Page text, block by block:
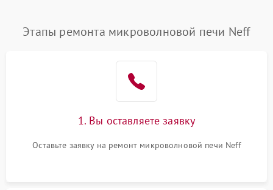
Появление запаха гари Подробнее →
2200 ₽
Не работают сенсорные
Этапы ремонта микроволновой печи Neff
1. Вы оставляете заявку
Оставьте заявку на ремонт микроволновой печи Neff